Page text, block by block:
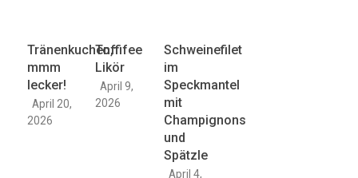
Tränenkuchen,
mmm
lecker!
April 20,
2026
Toffifee
Likör
April 9,
2026
Schweinefilet
im
Speckmantel
mit
Champignons
und
Spätzle
April 4,